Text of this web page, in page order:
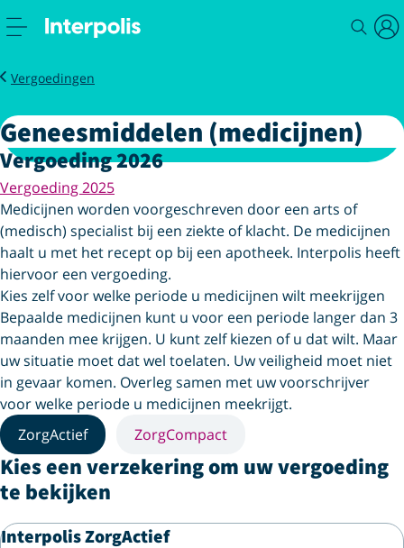
Service
Zorg
Vergoedingen
Geneesmiddelen (medicijnen)
Geneesmiddelen (medicijnen)
Vergoeding 2026
Vergoeding 2025
Medicijnen worden voorgeschreven door een arts of
(medisch) specialist bij een ziekte of klacht. De medicijnen
haalt u met het recept op bij een apotheek. Interpolis heeft
hiervoor een vergoeding.
Kies zelf voor welke periode u medicijnen wilt meekrijgen
Bepaalde medicijnen kunt u voor een periode langer dan 3
maanden mee krijgen. U kunt zelf kiezen of u dat wilt. Maar
uw situatie moet dat wel toelaten. Uw veiligheid moet niet
in gevaar komen. Overleg samen met uw voorschrijver
voor welke periode u medicijnen meekrijgt.
ZorgActief
ZorgCompact
Kies een verzekering om uw vergoeding
te bekijken
Interpolis ZorgActief